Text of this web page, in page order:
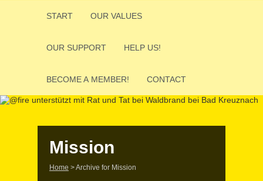
START OUR VALUES
OUR SUPPORT HELP US!
BECOME A MEMBER! CONTACT
Mission
Home >Archive for Mission